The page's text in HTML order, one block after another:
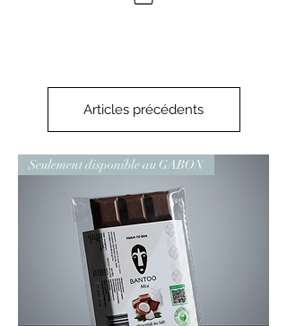
Articles précédents
Seulement disponible au GABON